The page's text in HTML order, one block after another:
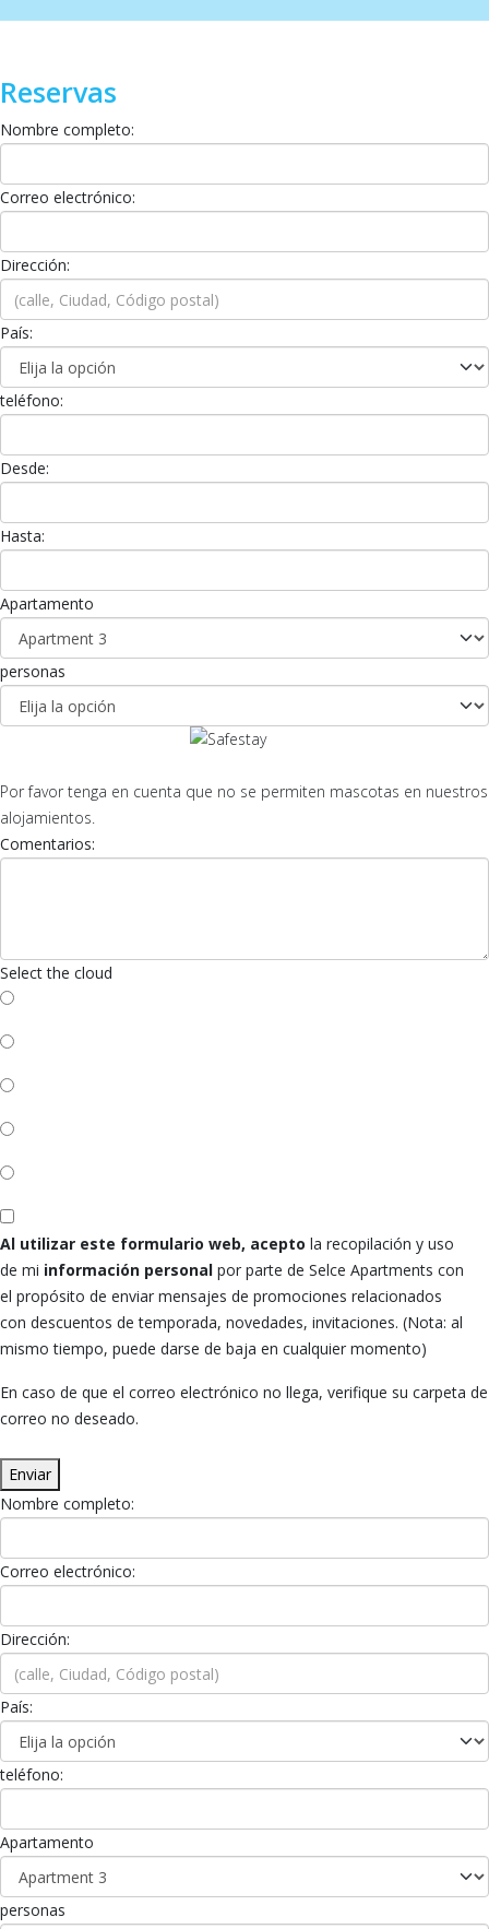
Reservas
Nombre completo:
Correo electrónico:
Dirección:
País:
teléfono:
Desde:
Hasta:
Apartamento
personas
Por favor tenga en cuenta que no se permiten mascotas en nuestros
alojamientos.
Comentarios:
Select the cloud
Al utilizar este formulario web, acepto la recopilación y uso
de mi información personal por parte de Selce Apartments con
el propósito de enviar mensajes de promociones relacionados
con descuentos de temporada, novedades, invitaciones. (Nota: al
mismo tiempo, puede darse de baja en cualquier momento)
En caso de que el correo electrónico no llega, verifique su carpeta de
correo no deseado.
Enviar
Nombre completo:
Correo electrónico:
Dirección:
País:
teléfono:
Apartamento
personas